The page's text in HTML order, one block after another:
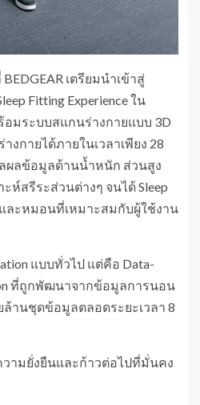
เตรียมนำเข้าสู่
Fitting Experience ใน
อมระบบสแกนร่างกายแบบ 3D
งกายได้ภายในเวลาเพียง 28
ผลข้อมูลด้านน้ำหนัก ส่วนสูง
ห์สรีระส่วนต่างๆ จนได้ Sleep
ละหมอนที่เหมาะสมกับผู้ใช้งาน
แบบทั่วไป แต่คือ Data-
ที่ถูกพัฒนาจากข้อมูลการนอน
านชุดข้อมูลตลอดระยะเวลา 8
วามยั่งยืนและก้าวต่อไปที่มั่นคง